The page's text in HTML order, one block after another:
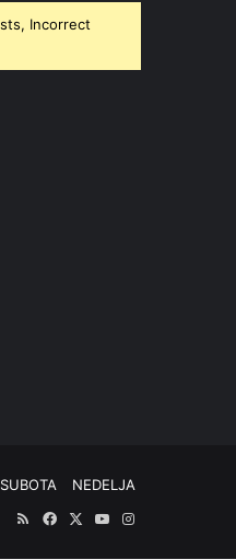
Incorrect
SUBOTA
NEDELJA
RSSFacebook
X YouTubeInstagram